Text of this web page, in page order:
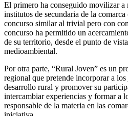
El primero ha conseguido movilizar a
institutos de secundaria de la
concurso similar al trivial pero con
concurso ha permitido un
de su territorio, desde el punto de
medioambiental.
Por otra parte, “Rural Joven” es un
regional que pretende incorporar a
desarrollo rural y promover su
intercambiar experiencias y formar a
responsable de la materia en las